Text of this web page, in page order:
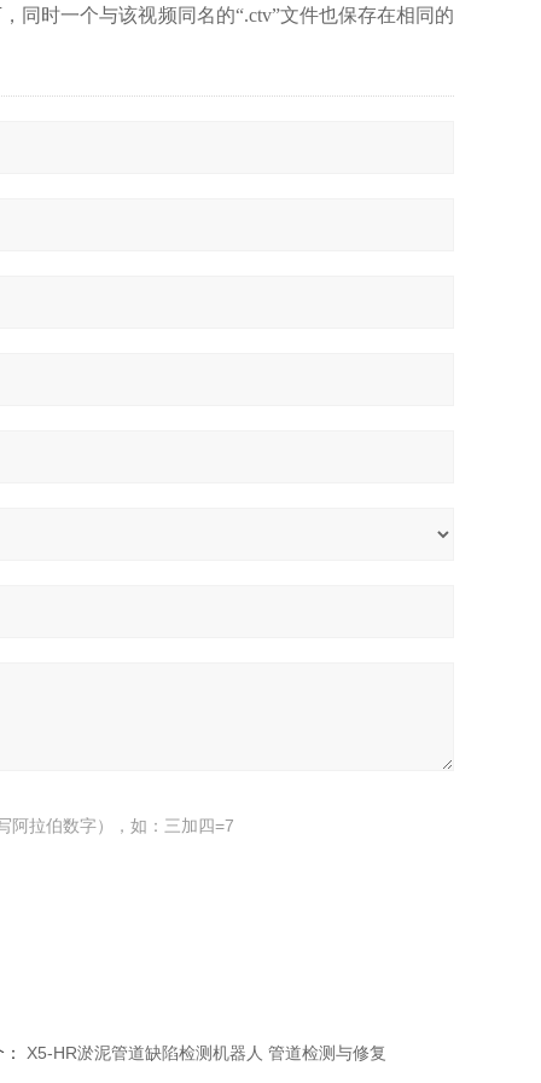
同时一个与该视频同名的“.ctv”文件也保存在相同的
阿拉伯数字），如：三加四=7
X5-HR淤泥管道缺陷检测机器人 管道检测与修复